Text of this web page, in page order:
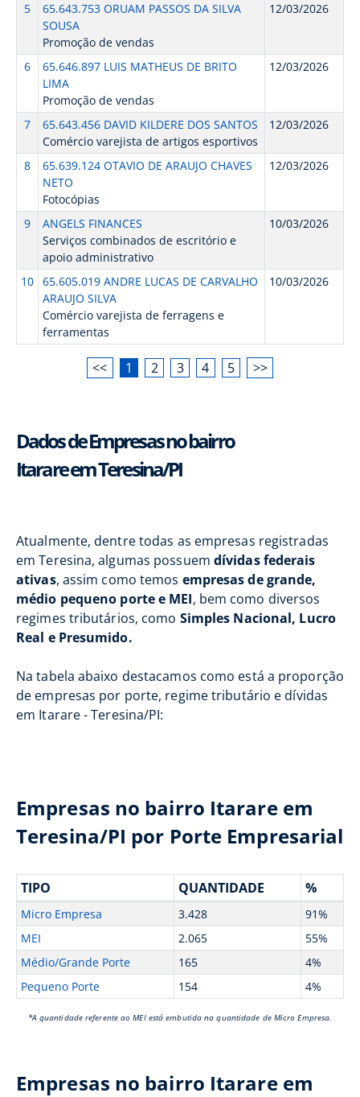
5
65.643.753 ORUAM PASSOS DA SILVA
SOUSA
Promoção de vendas
12/03/2026
6
65.646.897 LUIS MATHEUS DE BRITO
LIMA
Promoção de vendas
12/03/2026
7
65.643.456 DAVID KILDERE DOS SANTOS
Comércio varejista de artigos esportivos
12/03/2026
8
65.639.124 OTAVIO DE ARAUJO CHAVES
NETO
Fotocópias
12/03/2026
9
ANGELS FINANCES
Serviços combinados de escritório e
apoio administrativo
10/03/2026
10 65.605.019 ANDRE LUCAS DE CARVALHO
ARAUJO SILVA
Comércio varejista de ferragens e
ferramentas
10/03/2026
<< 1 2 3 4 5 >>
Dados de Empresas no bairro
Itarare em Teresina/PI
Atualmente, dentre todas as empresas registradas
em Teresina, algumas possuem dívidas federais
ativas, assim como temos empresas de grande,
médio pequeno porte e MEI, bem como diversos
regimes tributários, como Simples Nacional, Lucro
Real e Presumido.
Na tabela abaixo destacamos como está a proporção
de empresas por porte, regime tributário e dívidas
em Itarare - Teresina/PI:
Empresas no bairro Itarare em
Teresina/PI por Porte Empresarial
TIPO QUANTIDADE %
Micro Empresa 3.428
91%
MEI
2.065
55%
Médio/Grande Porte
165
4%
Pequeno Porte
154 4%
*A quantidade referente ao MEI está embutida na quantidade de Micro Empresa.
Empresas no bairro Itarare em